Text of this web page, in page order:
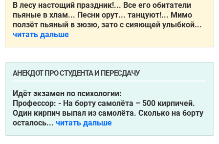
В лесу настощий праздник!... Все его обитатели
пьяные в хлам... Песни орут... танцуют!... Мимо
ползёт пьяный в зюзю, зато с сияющей улыбкой...
читать дальше
АНЕКДОТ ПРО СТУДЕНТА И ПЕРЕСДАЧУ
Идёт экзамен по психологии:
Профессор: - Hа борту самолёта – 500 кирпичей.
Один кирпич выпал из самолёта. Сколько на борту
осталось... читать дальше